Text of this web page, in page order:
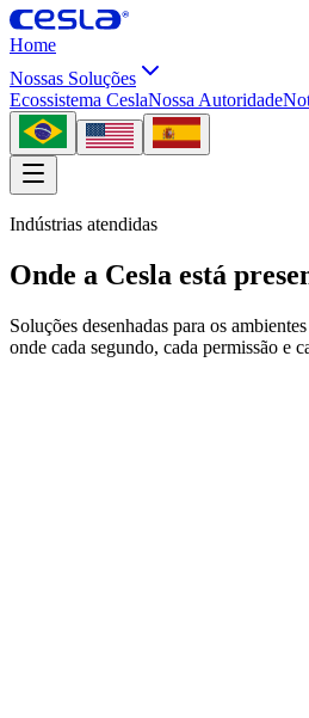
Home
Nossas Soluções
Ecossistema CeslaNossa Autoridade
Indústrias atendidas
Onde a Cesla está
Soluções desenhadas para os
onde cada segundo, cada permissão e